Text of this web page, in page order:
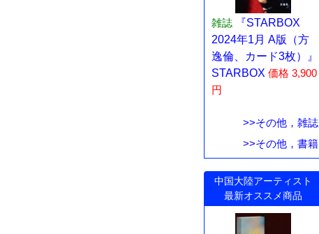
雑誌
『STARBOX
2024年1月 A版（方
逸倫、カード3枚）』
STARBOX 価格 3,900
円
>>その他，雑誌
>>その他，書籍
中国大陸アーティスト
最新オススメ商品